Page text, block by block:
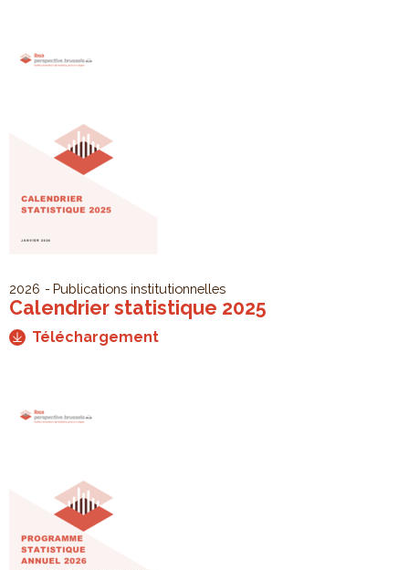
2026 Publications institutionnelles
Calendrier statistique 2025
Téléchargement